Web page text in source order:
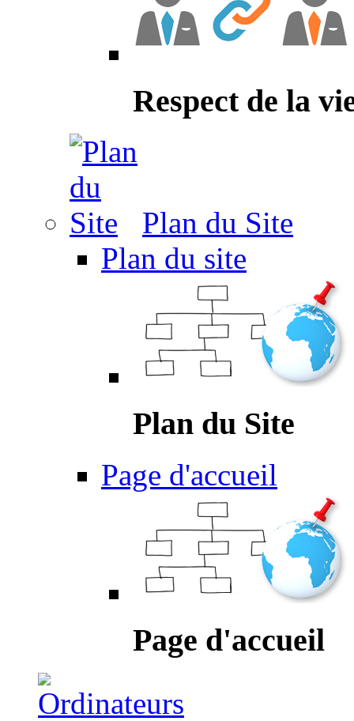
Respect de la
Plan du Site
Plan du site
Plan du Site
Page d'accueil
Page d'accueil